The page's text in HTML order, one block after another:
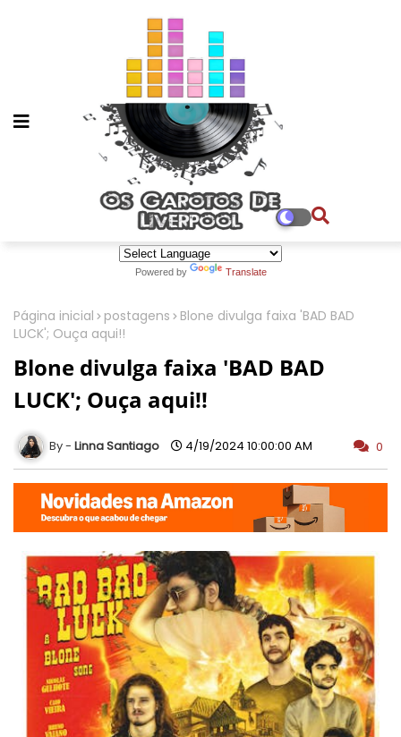
Powered by Translate
Página inicial postagens
Blone divulga faixa 'BAD BAD
LUCK'; Ouça aqui!!
Blone divulga faixa 'BAD BAD
LUCK'; Ouça aqui!!
Linna Santiago 4/19/2024 10:00:00 AM 0